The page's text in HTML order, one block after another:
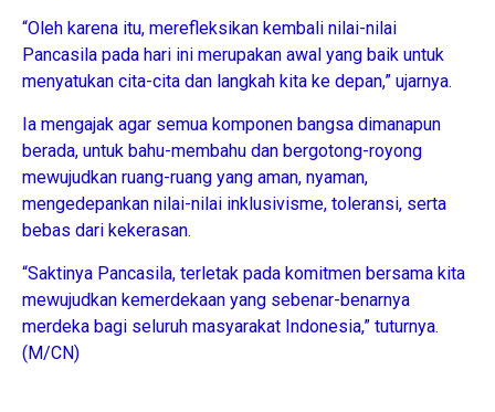
“Oleh karena itu, merefleksikan kembali nilai-nilai
Pancasila pada hari ini merupakan awal yang baik untuk
menyatukan cita-cita dan langkah kita ke depan,” ujarnya.
Ia mengajak agar semua komponen bangsa dimanapun
berada, untuk bahu-membahu dan bergotong-royong
mewujudkan ruang-ruang yang aman, nyaman,
mengedepankan nilai-nilai inklusivisme, toleransi, serta
bebas dari kekerasan.
“Saktinya Pancasila, terletak pada komitmen bersama kita
mewujudkan kemerdekaan yang sebenar-benarnya
merdeka bagi seluruh masyarakat Indonesia,” tuturnya.
(M/CN)